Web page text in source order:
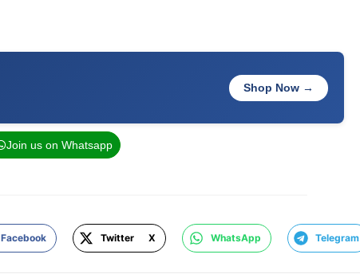
Shop Now →
Join us on Whatsapp
Facebook Twitter X WhatsApp Telegram